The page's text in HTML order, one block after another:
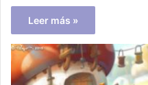
Leer más »